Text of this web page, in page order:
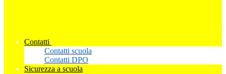
Contatti
Contatti scuola
Contatti DPO
Sicurezza a scuola